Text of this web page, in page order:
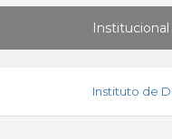
Institucional
Instituto de